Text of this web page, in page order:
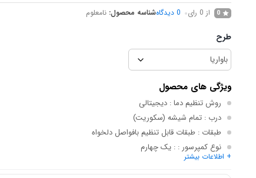
0 از 0 رای 0 دیدگاهشناسه محصول:نامعلوم
طرح
ویژگی های محصول
روش تنظیم دما: دیجیتالی
درب: تمام شیشه (سکوریت)
طبقات: طبقات قابل تنظیم بافواصل دلخواه
نوع کمپرسور :: یک چهارم
ابعاد: 200*53*60
+ اطلاعات بیشتر